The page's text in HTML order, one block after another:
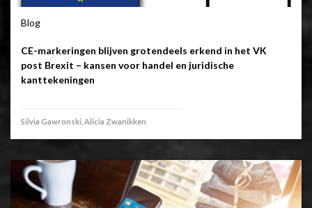
Blog
CE-markeringen blijven grotendeels erkend in het VK
post Brexit – kansen voor handel en juridische
kanttekeningen
Silvia Gawronski, Alicia Zwanikken